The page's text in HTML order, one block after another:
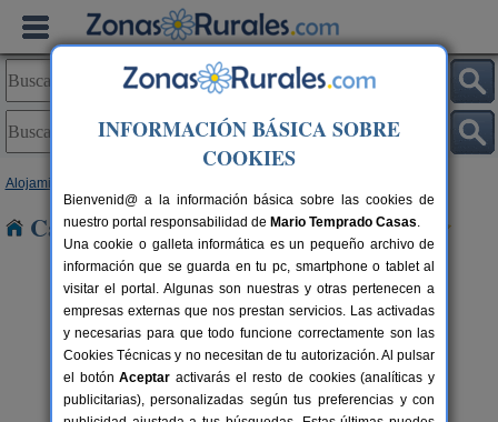
Alojamientos
Casas Rurales cerca de Alaraz
6+2 pers.
desde15 €
Un Rincón Salmantino
Navasfrías (Salamanca)
INFORMACIÓN BÁSICA SOBRE
COOKIES
Bienvenid@ a la información básica sobre las cookies de
nuestro portal responsabilidad de Mario Temprado Casas.
Una cookie o galleta informática es un pequeño archivo de
información que se guarda en tu pc, smartphone o tablet al
visitar el portal. Algunas son nuestras y otras pertenecen a
empresas externas que nos prestan servicios. Las activadas
y necesarias para que todo funcione correctamente son las
Cookies Técnicas y no necesitan de tu autorización. Al pulsar
el botónAceptar activarás el resto de cookies (analíticas y
publicitarias), personalizadas según tus preferencias y con